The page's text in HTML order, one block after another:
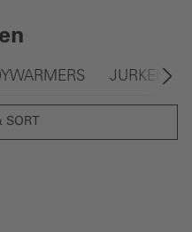
JURKEN &
SORT